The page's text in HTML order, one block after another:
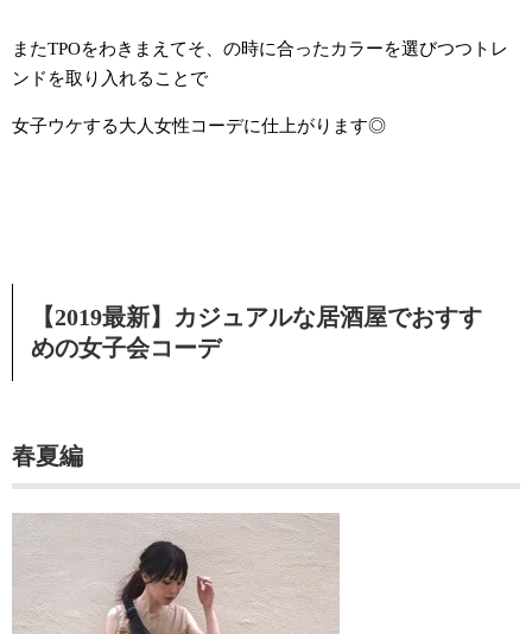
またTPOをわきまえてそ、の時に合ったカラーを選びつつトレ
ンドを取り入れることで
女子ウケする大人女性コーデに仕上がります◎
【2019最新】カジュアルな居酒屋でおすす
めの女子会コーデ
春夏編